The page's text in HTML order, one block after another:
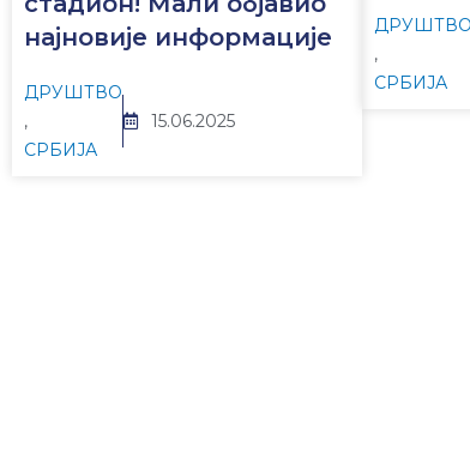
најновије информације
ДРУШТВО
,
СРБИЈА
15.06.2025
ДРУШТВО
,
СРБИЈА